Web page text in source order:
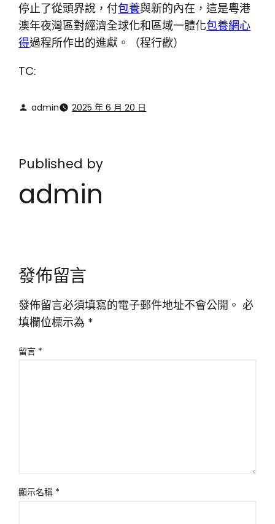
停止了從頭界說，付包養與新的內在，這是粵港
澳年夜灣區對經濟全球化和區域一體化包養網心
得過程所作出的進獻。（程行歡）
TC:
admin 2025 年 6 月 20 日
Published by
admin
發佈留言
發佈留言必須填寫的電子郵件地址不會公開。 必
填欄位標示為 *
留言 *
顯示名稱 *